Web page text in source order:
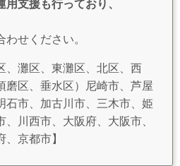
支援も行っており、
せください。
、灘区、東灘区、北区、西
磨区、垂水区）尼崎市、芦屋
石市、加古川市、三木市、姫
川西市、大阪府、大阪市、
京都市】